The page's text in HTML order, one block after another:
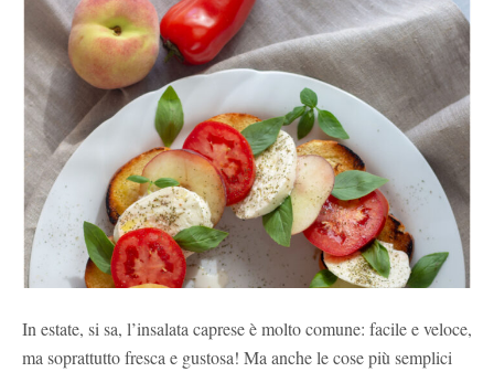
In estate, si sa, l’insalata caprese è molto comune: facile e veloce,
ma soprattutto fresca e gustosa! Ma anche le cose più semplici